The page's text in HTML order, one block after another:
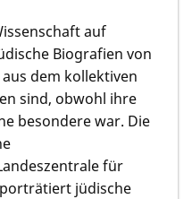
auf
Biografien von
dem kollektiven
sind, obwohl ihre
besondere war. Die
für
jüdische